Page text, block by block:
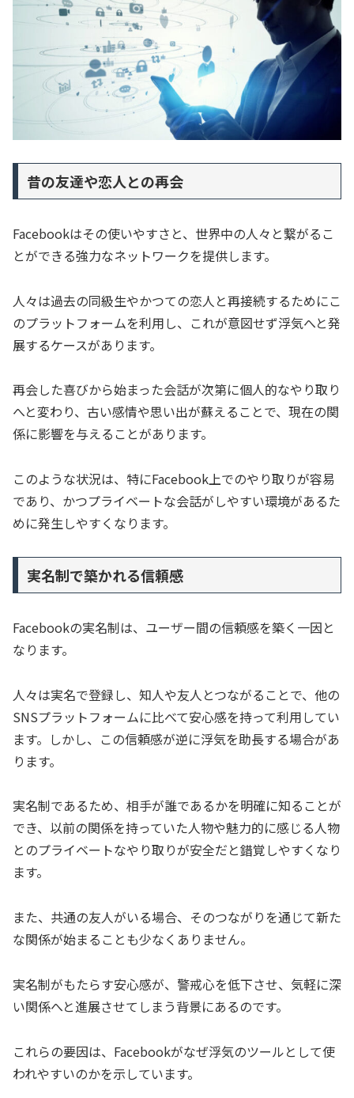
昔の友達や恋人との再会
Facebookはその使いやすさと、世界中の人々と繋がるこ
とができる強力なネットワークを提供します。
人々は過去の同級生やかつての恋人と再接続するためにこ
のプラットフォームを利用し、これが意図せず浮気へと発
展するケースがあります。
再会した喜びから始まった会話が次第に個人的なやり取り
へと変わり、古い感情や思い出が蘇えることで、現在の関
係に影響を与えることがあります。
このような状況は、特にFacebook上でのやり取りが容易
であり、かつプライベートな会話がしやすい環境があるた
めに発生しやすくなります。
実名制で築かれる信頼感
Facebookの実名制は、ユーザー間の信頼感を築く一因と
なります。
人々は実名で登録し、知人や友人とつながることで、他の
SNSプラットフォームに比べて安心感を持って利用してい
ます。しかし、この信頼感が逆に浮気を助長する場合があ
ります。
実名制であるため、相手が誰であるかを明確に知ることが
でき、以前の関係を持っていた人物や魅力的に感じる人物
とのプライベートなやり取りが安全だと錯覚しやすくなり
ます。
また、共通の友人がいる場合、そのつながりを通じて新た
な関係が始まることも少なくありません。
実名制がもたらす安心感が、警戒心を低下させ、気軽に深
い関係へと進展させてしまう背景にあるのです。
これらの要因は、Facebookがなぜ浮気のツールとして使
われやすいのかを示しています。